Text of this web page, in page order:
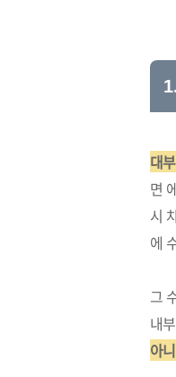
대
면
시
에
그
내
아